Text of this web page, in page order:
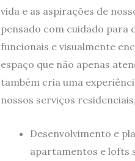
vida e as aspirações de
pensado com cuidado
funcionais e visualmente
espaço que não apenas
também cria uma
nossos serviços
Desenvolvimento e
apartamentos e lofts